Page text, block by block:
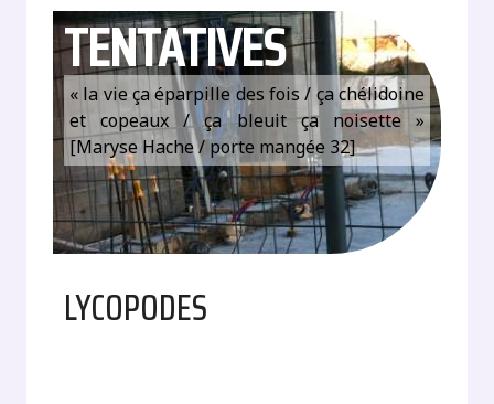
TENTATIVES
« la vie ça éparpille des fois / ça chélidoine
et copeaux / ça bleuit ça noisette »
[Maryse Hache / porte mangée 32]
LYCOPODES